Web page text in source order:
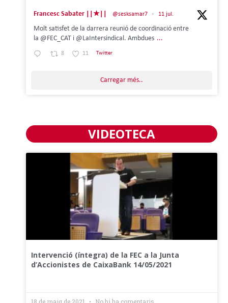
Francesc Sabater ||★|| @sesksamar7 · 11 jul.
Molt satisfet de la darrera reunió de coordinació entre
la @FEC_CAT i @LaIntersindical. Ambdues ...
8 11 Twitter
Carregar més..
VIDEOTECA
Intervenció (íntegra) de la FEC a la Junta
d’Accionistes de CaixaBank 14/05/2021